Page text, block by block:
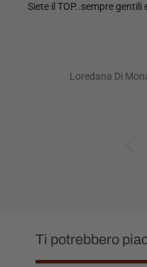
Presa
Ti potrebbero